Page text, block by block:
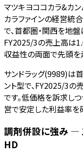
マツキヨココカラ&カ
カラファインの経営
で、首都圏・関西を地
FY2025/3の売上高は
収益性の両面で先頭を
サンドラッグ(9989)は
ント型で、FY2025/3
です。低価格を訴求し
営で安定した利益率を
調剤併設に強み —
HD